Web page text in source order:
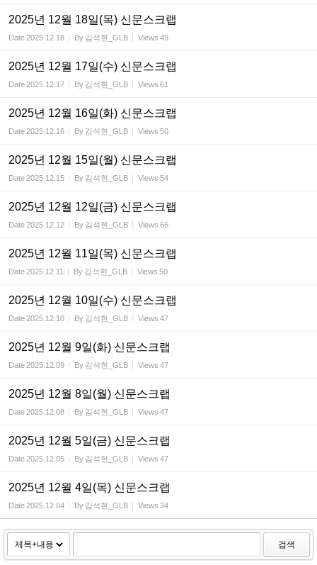
2025년 12월 18일(목) 신문스크랩
Date2025.12.18 By 김석현_GLB Views 49
2025년 12월 17일(수) 신문스크랩
Date2025.12.17 By 김석현_GLB Views 61
2025년 12월 16일(화) 신문스크랩
Date2025.12.16 By 김석현_GLB Views 50
2025년 12월 15일(월) 신문스크랩
Date2025.12.15 By 김석현_GLB Views 54
2025년 12월 12일(금) 신문스크랩
Date2025.12.12 By 김석현_GLB Views 66
2025년 12월 11일(목) 신문스크랩
Date2025.12.11 By 김석현_GLB Views 50
2025년 12월 10일(수) 신문스크랩
Date2025.12.10 By 김석현_GLB Views 47
2025년 12월 9일(화) 신문스크랩
Date2025.12.09 By 김석현_GLB Views 47
2025년 12월 8일(월) 신문스크랩
Date2025.12.08 By 김석현_GLB Views 47
2025년 12월 5일(금) 신문스크랩
Date2025.12.05 By 김석현_GLB Views 47
2025년 12월 4일(목) 신문스크랩
Date2025.12.04 By 김석현_GLB Views 34
검색